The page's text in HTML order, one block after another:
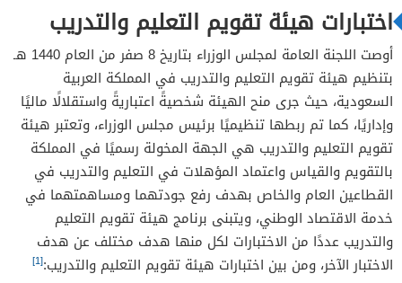
اختبارات هيئة تقويم التعليم والتدريب
أوصت اللجنة العامة لمجلس الوزراء بتاريخ 8 صفر من العام 1440 هـ
بتنظيم هيئة تقويم التعليم والتدريب في المملكة العربية
السعودية، حيث جرى منح الهيئة شخصيةً اعتباريةً واستقلالًا ماليًا
وإداريًا، كما تم ربطها تنظيميًا برئيس مجلس الوزراء، وتعتبر هيئة
تقويم التعليم والتدريب هي الجهة المخولة رسميًا في المملكة
بالتقويم والقياس واعتماد المؤهلات في التعليم والتدريب في
القطاعين العام والخاص بهدف رفع جودتهما ومساهمتهما في
خدمة الاقتصاد الوطني، ويتبنى برنامج هيئة تقويم التعليم
والتدريب عددًا من الاختبارات لكل منها هدف مختلف عن هدف
الاختبار الآخر، ومن بين اختبارات هيئة تقويم التعليم والتدريب:[1]